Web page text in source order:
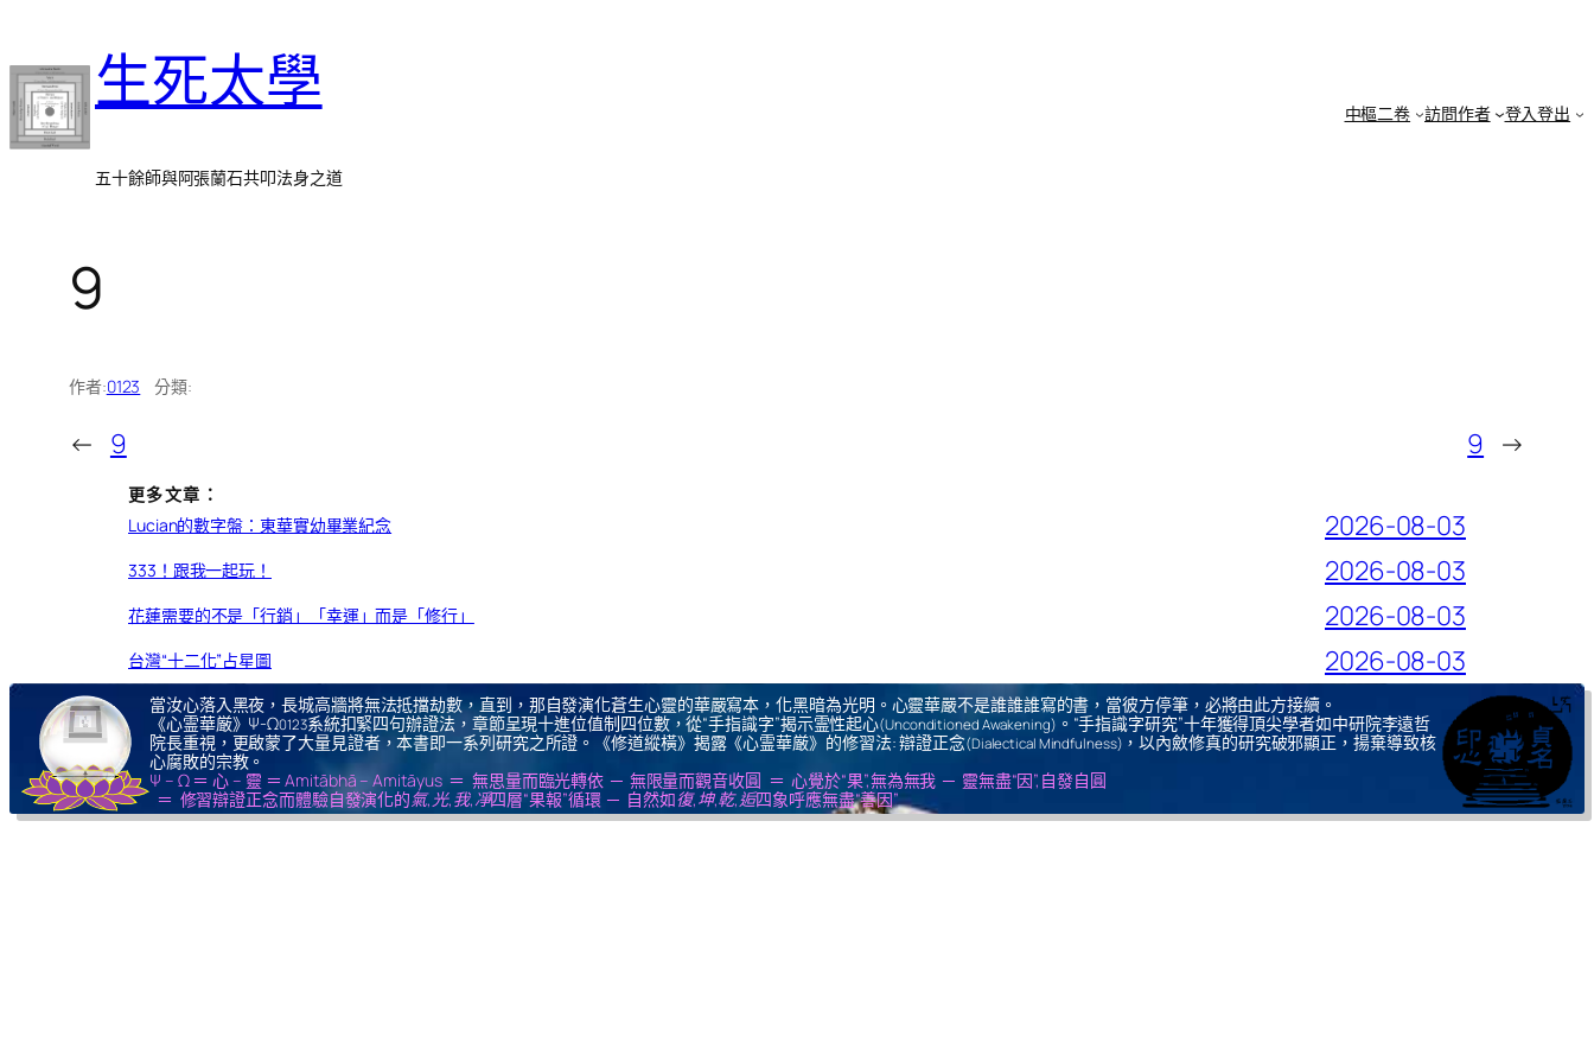
至
主
要
生死太學
五十餘師與阿張蘭石共叩法身之道
中樞二卷 訪問作者 登入登出
9
作者:0123 分類:
← 9 9 →
更多文章：
Lucian的數字盤：東華實幼畢業紀念
2026-08-03
333！跟我一起玩！ 2026-08-03
花蓮需要的不是「行銷」「幸運」而是「修行」 2026-08-03
台灣“十二化”占星圖 2026-08-03
當汝心落入黑夜，長城高牆將無法抵擋劫數，直到，那自發演化蒼生心靈的華嚴寫本，化黑暗為光明。心靈華嚴不是誰誰誰寫的書，當彼方停筆，必將由此方接續。
《心霊華厳》Ψ-Ω0123系統扣緊四句辦證法，章節呈現十進位值制四位數，從“手指識字”揭示霊性起心(Unconditioned Awakening) 。“手指識字研究”十年獲得頂尖學者如中研院李遠哲
院長重視，更啟蒙了大量見證者，本書即一系列研究之所證。《修道縱橫》揭露《心霊華厳》的修習法: 辯證正念(Dialectical Mindfulness) ，以內斂修真的研究破邪顯正，揚棄導致核
心腐敗的宗教。
Ψ – Ω ＝ 心 – 靈 ＝ Amitābhā – Amitāyus ＝ 無思量而臨光轉依 ─ 無限量而觀音收圓 ＝ 心覺於“果”,無為無我 ─ 靈無盡“因”,自發自圓
＝ 修習辯證正念而體驗自發演化的氣,光,我,凈四層“果報”循環 ─ 自然如復,坤,乾,逅四象呼應無盡“善因”